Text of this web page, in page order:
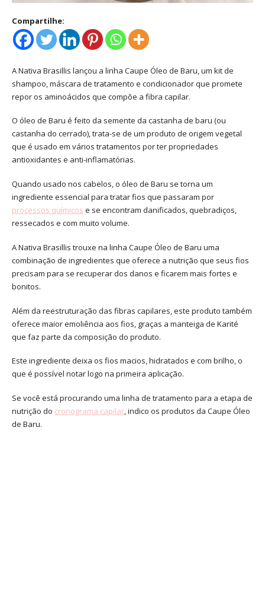
Compartilhe:
A Nativa Brasillis lançou a linha Caupe Óleo de Baru, um kit de
shampoo, máscara de tratamento e condicionador que promete
repor os aminoácidos que compõe a fibra capilar.
O óleo de Baru é feito da semente da castanha de baru (ou
castanha do cerrado), trata-se de um produto de origem vegetal
que é usado em vários tratamentos por ter propriedades
antioxidantes e anti-inflamatórias.
Quando usado nos cabelos, o óleo de Baru se torna um
ingrediente essencial para tratar fios que passaram por
processos químicos e se encontram danificados, quebradiços,
ressecados e com muito volume.
A Nativa Brasillis trouxe na linha Caupe Óleo de Baru uma
combinação de ingredientes que oferece a nutrição que seus fios
precisam para se recuperar dos danos e ficarem mais fortes e
bonitos.
Além da reestruturação das fibras capilares, este produto também
oferece maior emoliência aos fios, graças a manteiga de Karité
que faz parte da composição do produto.
Este ingrediente deixa os fios macios, hidratados e com brilho, o
que é possível notar logo na primeira aplicação.
Se você está procurando uma linha de tratamento para a etapa de
nutrição do cronograma capilar, indico os produtos da Caupe Óleo
de Baru.